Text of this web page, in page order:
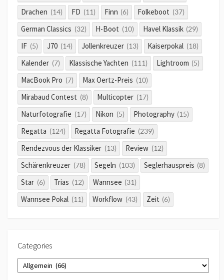
Drachen (14) FD (11) Finn (6) Folkeboot (37)
German Classics (32) H-Boot (10) Havel Klassik (29)
IF (5) J70 (14) Jollenkreuzer (13) Kaiserpokal (18)
Kalender (7) Klassische Yachten (111) Lightroom (5)
MacBook Pro (7) Max Oertz-Preis (10)
Mirabaud Contest (8) Multicopter (17)
Naturfotografie (17) Nikon (5) Photography (15)
Regatta (124) Regatta Fotografie (239)
Rendezvous der Klassiker (13) Review (12)
Schärenkreuzer (78) Segeln (103) Seglerhauspreis (8)
Star (6) Trias (12) Wannsee (31)
Wannsee Pokal (11) Workflow (43) Zeit (6)
Categories
Categories